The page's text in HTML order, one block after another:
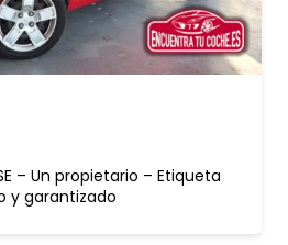
– Un propietario – Etiqueta
y garantizado